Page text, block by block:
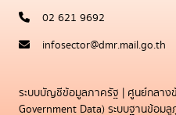
02 621 9692
infosector@dmr.mail.go.th
ระบบบัญชีข้อมูลภาครัฐ | ศูนย์กลาง
Government Data) ระบบฐานข้อม